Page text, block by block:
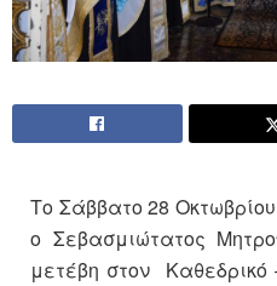
Το Σάββατο 28
ο Σεβασμιώτατος
μετέβη στον Καθεδρικό